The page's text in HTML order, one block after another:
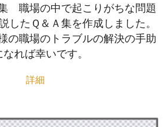
職場の中で起こりがちな問題
したＱ＆Ａ集を作成しました。
の職場のトラブルの解決の手助
なれば幸いです。
詳細